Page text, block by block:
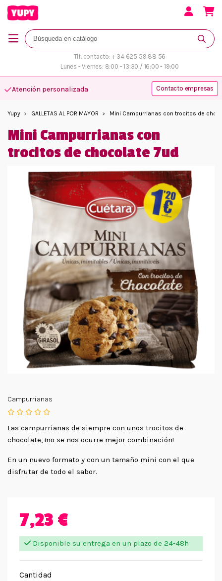
Tlf. contacto: + 34 625 59 88 56
Lunes - Viernes: 8:00 - 13:30 / 16:00 - 19:00
Atención personalizada Contacto empresas
Yupy GALLETAS AL POR MAYOR Mini Campurrianas con trocitos de
Mini Campurrianas con
trocitos de chocolate 7ud
Campurrianas
Las campurrianas de siempre con unos trocitos de
chocolate, ¡no se nos ocurre mejor combinación!
En un nuevo formato y con un tamaño mini con el que
disfrutar de todo el sabor.
7,23 €
Disponible su entrega en un plazo de 24-48h
Cantidad